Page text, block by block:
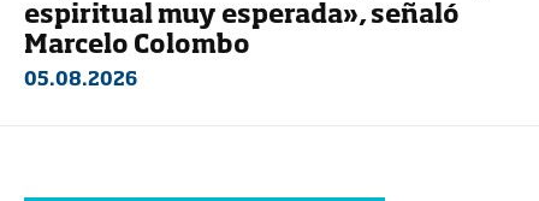
espiritual muy esperada», señaló
Marcelo Colombo
05.08.2026